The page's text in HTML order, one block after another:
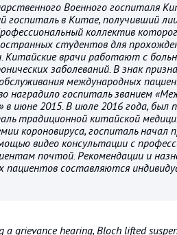
Военного госпиталя
госпиталь в Китае, получивший
коллектив
студентов для
Китайские врачи работают с
заболеваний. В знак
международных
наградило госпиталь званием
в июне 2015. В июле 2016 года, был
традиционной китайской
короновируса, госпиталь
видео консультации с
почтой. Рекомендации и
пациентов составляются
grievance hearing, Bloch lifted